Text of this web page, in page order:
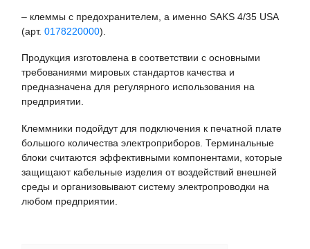
– клеммы с предохранителем, а именно SAKS 4/35 USA
(арт. 0178220000).
Продукция изготовлена в соответствии с основными
требованиями мировых стандартов качества и
предназначена для регулярного использования на
предприятии.
Клеммники подойдут для подключения к печатной плате
большого количества электроприборов. Терминальные
блоки считаются эффективными компонентами, которые
защищают кабельные изделия от воздействий внешней
среды и организовывают систему электропроводки на
любом предприятии.